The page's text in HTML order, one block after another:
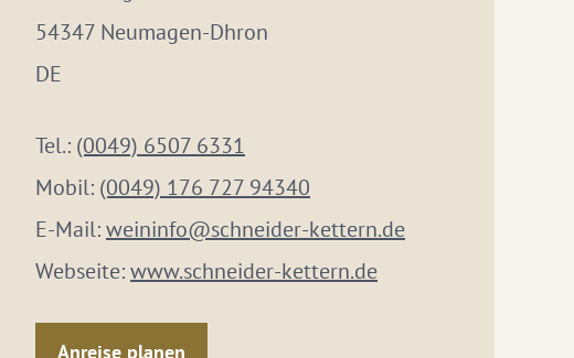
54347 Neumagen-Dhron
DE
Tel.: (0049) 6507 6331
Mobil: (0049) 176 727 94340
E-Mail:weininfo@schneider-kettern.de
Webseite:www.schneider-kettern.de
Anreise planen